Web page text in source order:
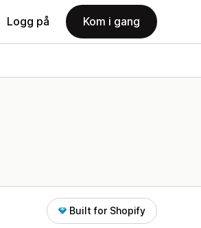
Logg på Kom i gang
Built for Shopify